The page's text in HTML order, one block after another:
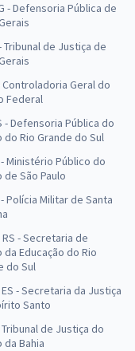
- Defensoria Pública de
Tribunal de Justiça de
Controladoria Geral do
Federal
- Defensoria Pública do
do Rio Grande do Sul
- Ministério Público do
de São Paulo
- Polícia Militar de Santa
RS - Secretaria de
da Educação do Rio
do Sul
ES - Secretaria da Justiça
Santo
Tribunal de Justiça do
da Bahia